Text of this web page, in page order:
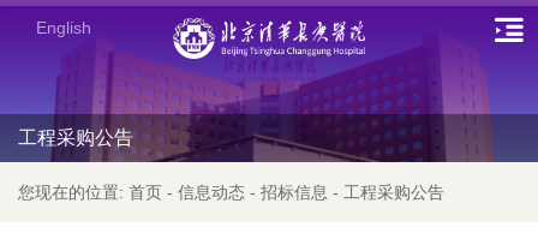
English
工程采购公告
您现在的位置: 首页 - 信息动态 - 招标信息 - 工程采购公告